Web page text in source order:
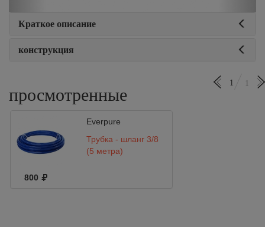
Краткое описание
конструкция
просмотренные
1 1
Everpure
Трубка - шланг 3/8
(5 метра)
800